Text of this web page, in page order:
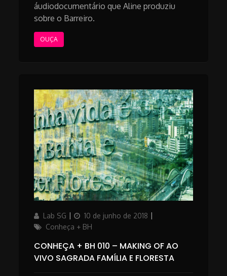
áudiodocumentário que Aline produziu
sobre o Barreiro.
OUÇA
AuthorLab SG
Posted
on
10 de junho de 2018
Conheça + BH
CONHEÇA + BH 010 – MAKING OF AO
VIVO SAGRADA FAMÍLIA E FLORESTA